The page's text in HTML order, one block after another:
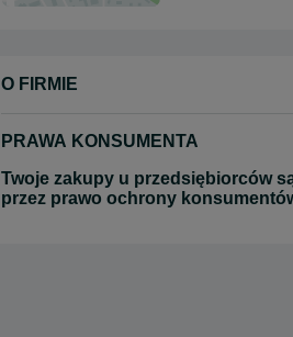
O FIRMIE
PRAWA KONSUMENTA
Twoje zakupy u przedsiębiorców
przez prawo ochrony